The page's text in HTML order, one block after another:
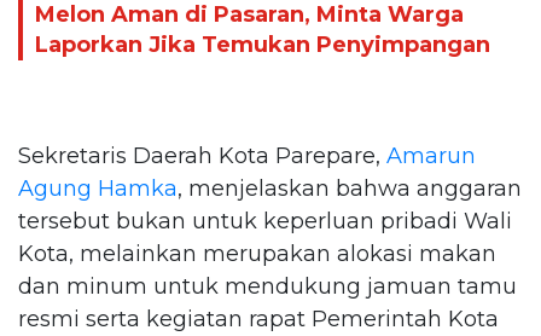
Melon Aman di Pasaran, Minta Warga
Laporkan Jika Temukan Penyimpangan
Sekretaris Daerah Kota Parepare, Amarun
Agung Hamka, menjelaskan bahwa anggaran
tersebut bukan untuk keperluan pribadi Wali
Kota, melainkan merupakan alokasi makan
dan minum untuk mendukung jamuan tamu
resmi serta kegiatan rapat Pemerintah Kota